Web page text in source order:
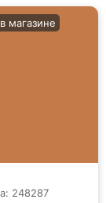
248287
магазине